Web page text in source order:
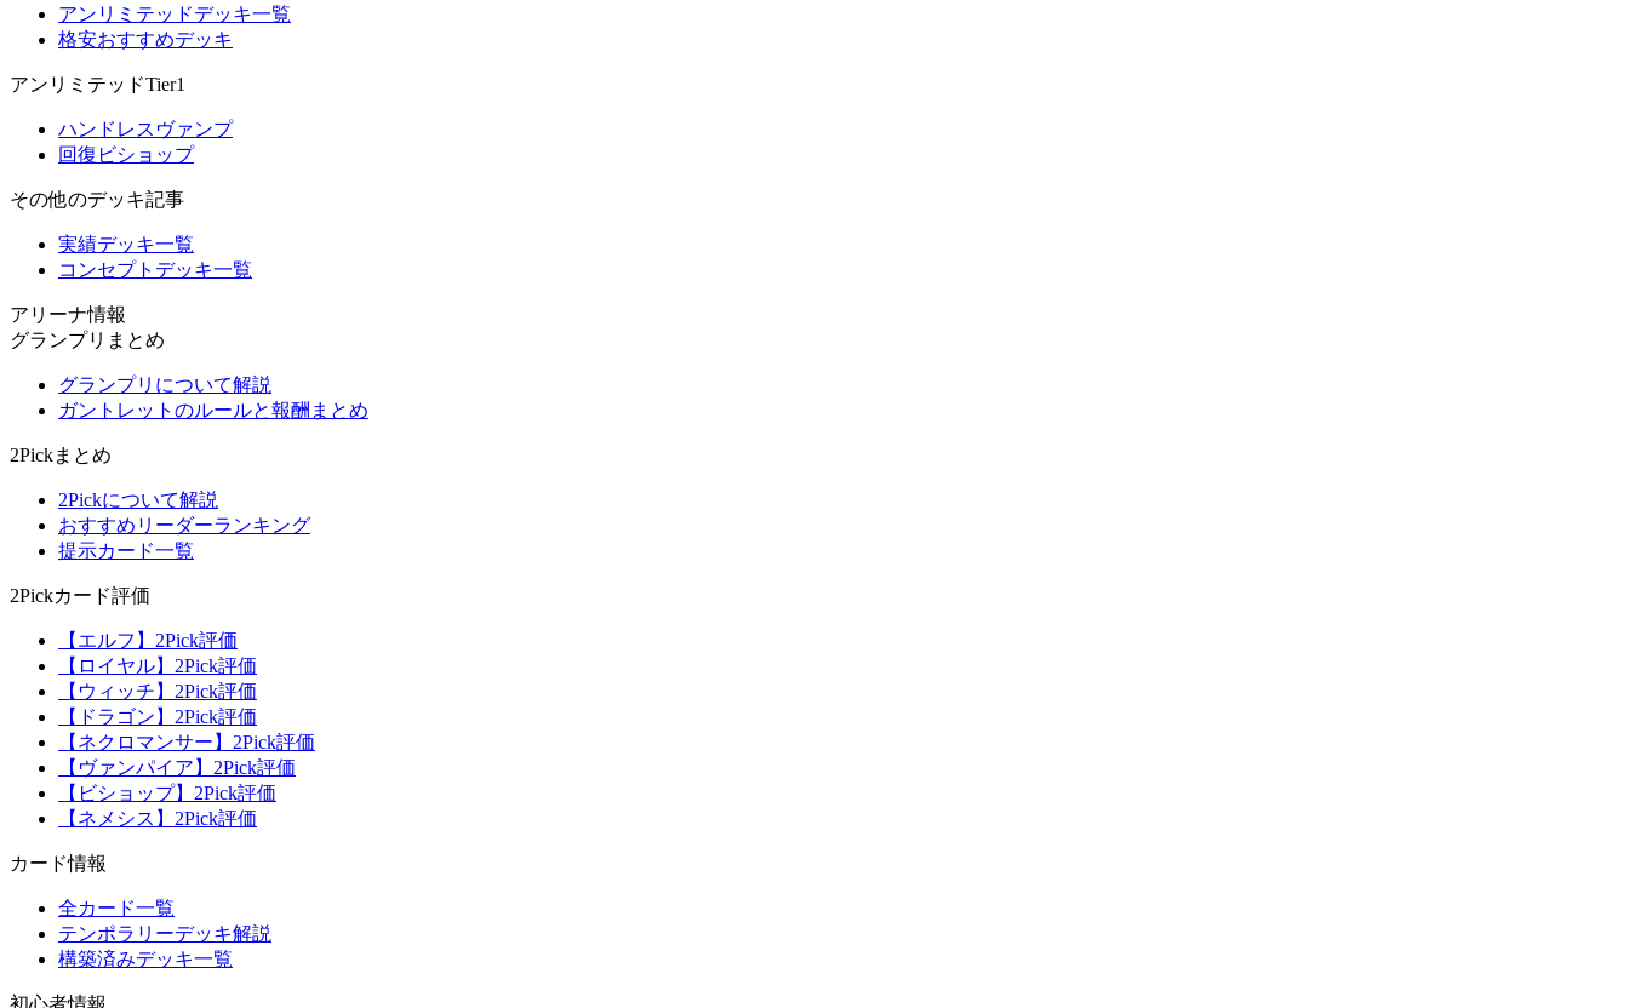
アンリミテッドデッキ一覧
格安おすすめデッキ
アンリミテッドTier1
ハンドレスヴァンプ
回復ビショップ
その他のデッキ記事
実績デッキ一覧
コンセプトデッキ一覧
アリーナ情報
グランプリまとめ
グランプリについて解説
ガントレットのルールと報酬まとめ
2Pickまとめ
2Pickについて解説
おすすめリーダーランキング
提示カード一覧
2Pickカード評価
【エルフ】2Pick評価
【ロイヤル】2Pick評価
【ウィッチ】2Pick評価
【ドラゴン】2Pick評価
【ネクロマンサー】2Pick評価
【ヴァンパイア】2Pick評価
【ビショップ】2Pick評価
【ネメシス】2Pick評価
カード情報
全カード一覧
テンポラリーデッキ解説
構築済みデッキ一覧
初心者情報